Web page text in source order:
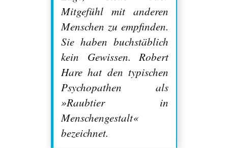
Mitgefühl mit anderen
Menschen zu empfinden.
Sie haben buchstäblich
kein Gewissen. Robert
Hare hat den typischen
Psychopathen als
»Raubtier in
Menschengestalt«
bezeichnet.